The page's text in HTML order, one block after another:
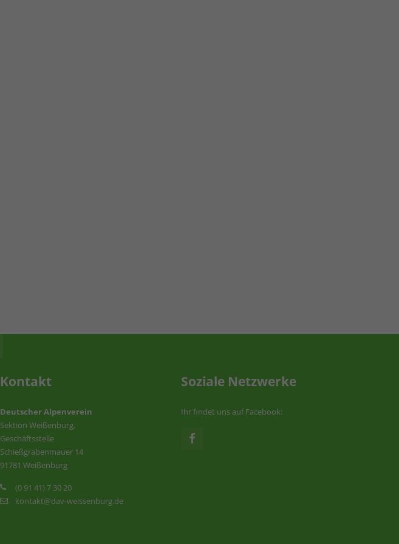
Kontakt
Deutscher Alpenverein
Sektion Weißenburg,
Geschäftsstelle
Schießgrabenmauer 14
91781 Weißenburg
(0 91 41) 7 30 20
kontakt@dav-weissenburg.de
Soziale Netzwerke
Ihr findet uns auf Facebook: